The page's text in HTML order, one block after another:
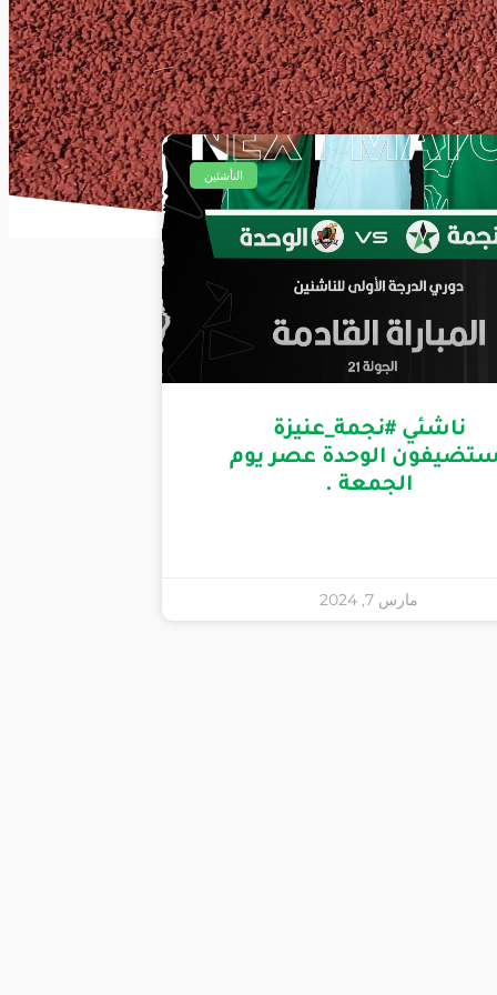
النأشئين
ناشئي #نجمة_عنيزة
الوحدة عصر يوم
الجمعة .
مارس 7, 2024